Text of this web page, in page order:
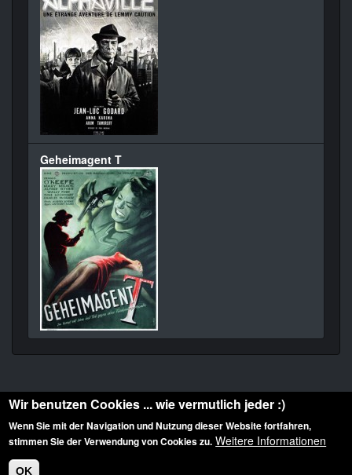
Geheimagent T
Diese Website ist urheberrechtlich geschützt: © 2010-2026 der Film Noir de. Alle
Rechte vorbehalten.
Wir benutzen Cookies ... wie vermutlich jeder :)
Wenn Sie mit der Navigation und Nutzung dieser Website fortfahren,
stimmen Sie der Verwendung von Cookies zu. Weitere Informationen
OK